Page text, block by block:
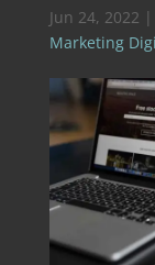
Jun 24, 2022 |
Marketing